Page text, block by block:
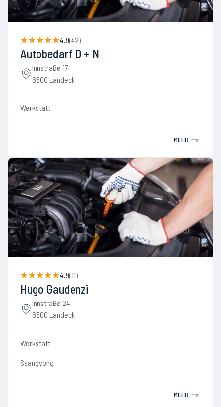
4.9(42)
Autobedarf D + N
Innstraße 17
6500 Landeck
Werkstatt
MEHR
4.9(11)
Hugo Gaudenzi
Innstraße 24
6500 Landeck
Werkstatt
Ssangyong
MEHR